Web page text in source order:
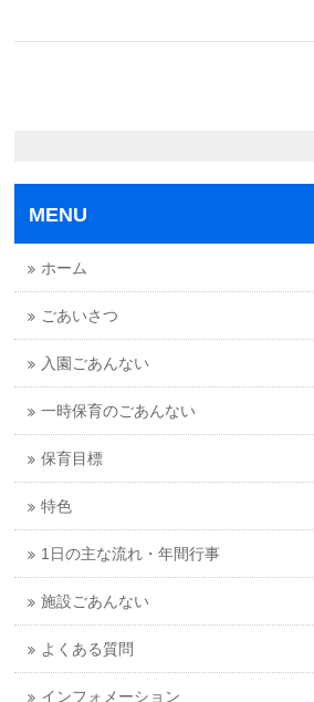
MENU
ホーム
ごあいさつ
入園ごあんない
一時保育のごあんない
保育目標
特色
1日の主な流れ・年間行事
施設ごあんない
よくある質問
インフォメーション